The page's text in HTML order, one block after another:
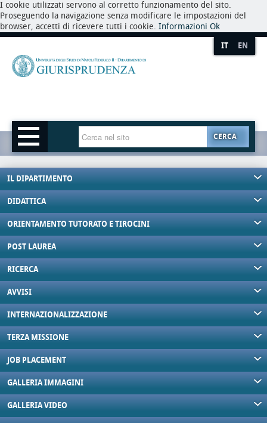
I cookie utilizzati servono al corretto funzionamento del sito.
Proseguendo la navigazione senza modificare le impostazioni del
browser, accetti di ricevere tutti i cookie. Informazioni Ok
IT EN
CERCA
IL DIPARTIMENTO
DIDATTICA
ORIENTAMENTO TUTORATO E TIROCINI
POST LAUREA
RICERCA
AVVISI
INTERNAZIONALIZZAZIONE
TERZA MISSIONE
JOB PLACEMENT
GALLERIA IMMAGINI
GALLERIA VIDEO